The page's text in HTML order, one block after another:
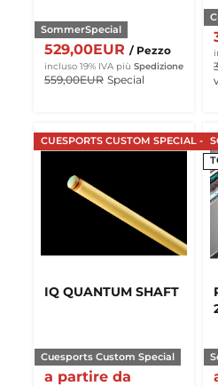
SommerSpecial
529,00EUR / Pezzo
incluso 19% IVA più Spedizione
559,00EUR Special
CUESPORTS CUSTOM SPECIAL -9%
IQ QUANTUM SHAFT
Cuesports Custom Special
a partire da